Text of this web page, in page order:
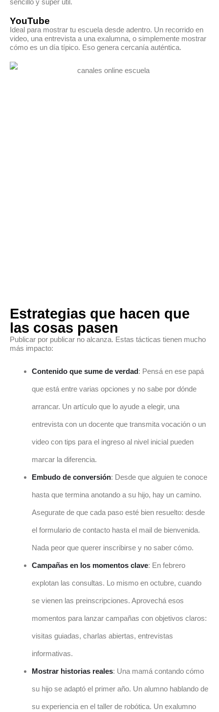
YouTube
Ideal para mostrar tu escuela desde adentro. Un recorrido en
video, una entrevista a una exalumna, o simplemente mostrar
cómo es un día típico. Eso genera cercanía auténtica.
Estrategias que hacen que
las cosas pasen
Publicar por publicar no alcanza. Estas tácticas tienen mucho
más impacto:
Contenido que sume de verdad: Pensá en ese papá
que está entre varias opciones y no sabe por dónde
arrancar. Un artículo que lo ayude a elegir, una
entrevista con un docente que transmita vocación o un
video con tips para el ingreso al nivel inicial pueden
marcar la diferencia.
Embudo de conversión: Desde que alguien te conoce
hasta que termina anotando a su hijo, hay un camino.
Asegurate de que cada paso esté bien resuelto: desde
el formulario de contacto hasta el mail de bienvenida.
Nada peor que querer inscribirse y no saber cómo.
Campañas en los momentos clave: En febrero
explotan las consultas. Lo mismo en octubre, cuando
se vienen las preinscripciones. Aprovechá esos
momentos para lanzar campañas con objetivos claros:
visitas guiadas, charlas abiertas, entrevistas
informativas.
Mostrar historias reales: Una mamá contando cómo
su hijo se adaptó el primer año. Un alumno hablando de
su experiencia en el taller de robótica. Un exalumno